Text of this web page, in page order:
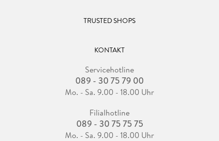
TRUSTED SHOPS
KONTAKT
Servicehotline
089 - 30 75 79 00
Mo. - Sa. 9.00 - 18.00 Uhr
Filialhotline
089 - 30 75 75 75
Mo. - Sa. 9.00 - 18.00 Uhr